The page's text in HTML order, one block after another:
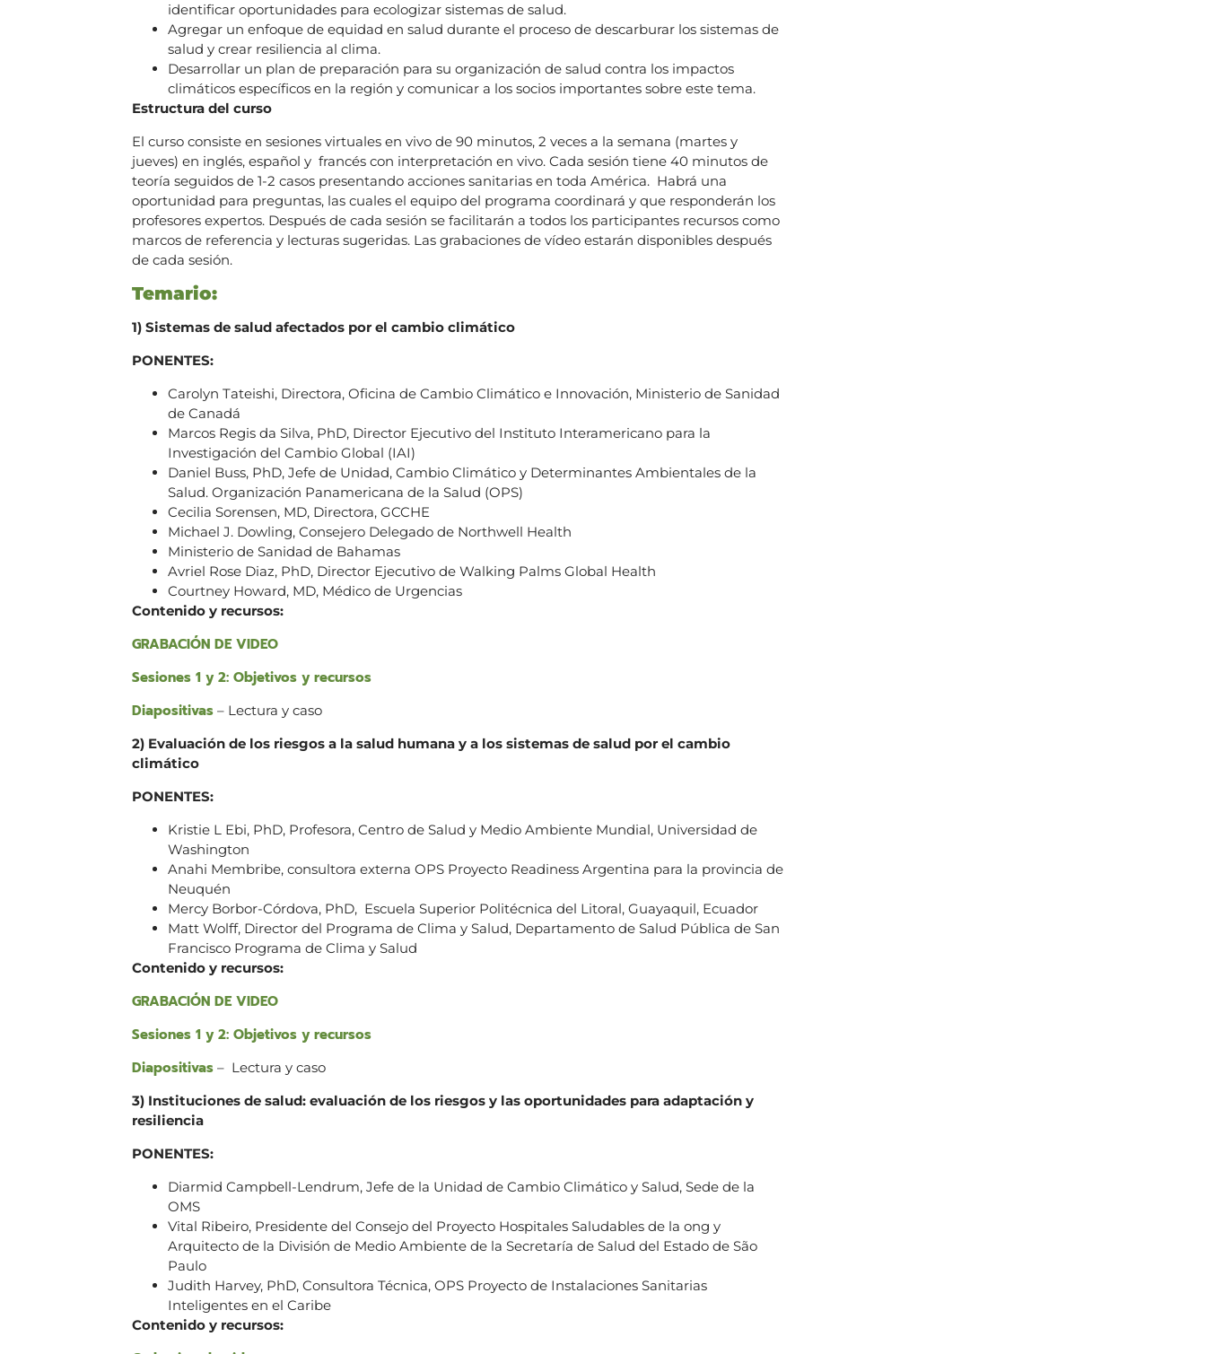
identificar oportunidades para ecologizar sistemas de salud.
Agregar un enfoque de equidad en salud durante el proceso de descarburar los sistemas de
salud y crear resiliencia al clima.
Desarrollar un plan de preparación para su organización de salud contra los impactos
climáticos específicos en la región y comunicar a los socios importantes sobre este tema.
Estructura del curso
El curso consiste en sesiones virtuales en vivo de 90 minutos, 2 veces a la semana (martes y
jueves) en inglés, español y francés con interpretación en vivo. Cada sesión tiene 40 minutos de
teoría seguidos de 1-2 casos presentando acciones sanitarias en toda América. Habrá una
oportunidad para preguntas, las cuales el equipo del programa coordinará y que responderán los
profesores expertos. Después de cada sesión se facilitarán a todos los participantes recursos como
marcos de referencia y lecturas sugeridas. Las grabaciones de vídeo estarán disponibles después
de cada sesión.
Temario:
1) Sistemas de salud afectados por el cambio climático
PONENTES:
Carolyn Tateishi, Directora, Oficina de Cambio Climático e Innovación, Ministerio de Sanidad
de Canadá
Marcos Regis da Silva, PhD, Director Ejecutivo del Instituto Interamericano para la
Investigación del Cambio Global (IAI)
Daniel Buss, PhD, Jefe de Unidad, Cambio Climático y Determinantes Ambientales de la
Salud. Organización Panamericana de la Salud (OPS)
Cecilia Sorensen, MD, Directora, GCCHE
Michael J. Dowling, Consejero Delegado de Northwell Health
Ministerio de Sanidad de Bahamas
Avriel Rose Diaz, PhD, Director Ejecutivo de Walking Palms Global Health
Courtney Howard, MD, Médico de Urgencias
Contenido y recursos:
GRABACIÓN DE VIDEO
Sesiones 1 y 2: Objetivos y recursos
Diapositivas – Lectura y caso
2) Evaluación de los riesgos a la salud humana y a los sistemas de salud por el cambio
climático
PONENTES:
Kristie L Ebi, PhD, Profesora, Centro de Salud y Medio Ambiente Mundial, Universidad de
Washington
Anahi Membribe, consultora externa OPS Proyecto Readiness Argentina para la provincia de
Neuquén
Mercy Borbor-Córdova, PhD, Escuela Superior Politécnica del Litoral, Guayaquil, Ecuador
Matt Wolff, Director del Programa de Clima y Salud, Departamento de Salud Pública de San
Francisco Programa de Clima y Salud
Contenido y recursos:
GRABACIÓN DE VIDEO
Sesiones 1 y 2: Objetivos y recursos
Diapositivas – Lectura y caso
3) Instituciones de salud: evaluación de los riesgos y las oportunidades para adaptación y
resiliencia
PONENTES:
Diarmid Campbell-Lendrum, Jefe de la Unidad de Cambio Climático y Salud, Sede de la
OMS
Vital Ribeiro, Presidente del Consejo del Proyecto Hospitales Saludables de la ong y
Arquitecto de la División de Medio Ambiente de la Secretaría de Salud del Estado de São
Paulo
Judith Harvey, PhD, Consultora Técnica, OPS Proyecto de Instalaciones Sanitarias
Inteligentes en el Caribe
Contenido y recursos: